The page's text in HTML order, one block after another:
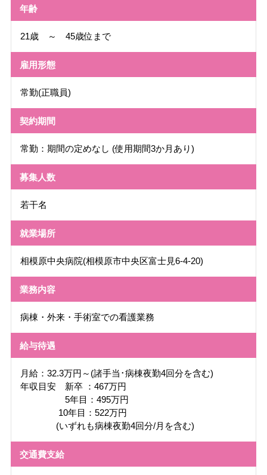
年齢
21歳 ～ 45歳位まで
雇用形態
常勤(正職員)
契約期間
常勤：期間の定めなし (使用期間3か月あり)
募集人数
若干名
就業場所
相模原中央病院(相模原市中央区富士見6-4-20)
業務内容
病棟・外来・手術室での看護業務
給与待遇
月給：32.3万円～(諸手当･病棟夜勤4回分を含む)
年収目安 新卒 ：467万円
5年目：495万円
10年目：522万円
(いずれも病棟夜勤4回分/月を含む)
交通費支給